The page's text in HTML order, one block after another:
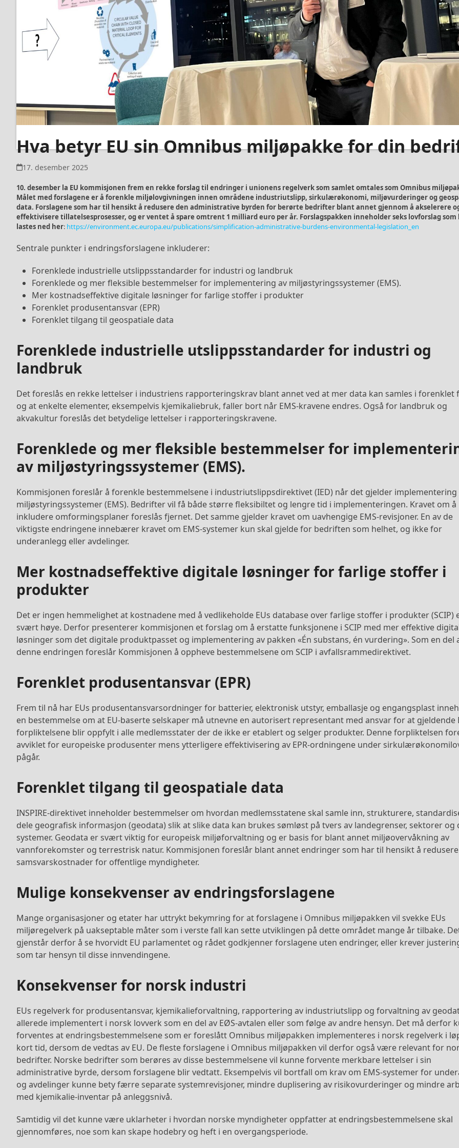
Hva betyr EU sin Omnibus miljøpakke for din
17. desember 2025
10. desember la EU kommisjonen frem en rekke forslag til endringer i unionens regelverk som samlet omtales som Omnibus
Målet med forslagene er å forenkle miljølovgivningen innen områdene industriutslipp, sirkulærøkonomi, miljøvurderinger og
data. Forslagene som har til hensikt å redusere den administrative byrden for berørte bedrifter blant annet gjennom å akselerere
effektivisere tillatelsesprosesser, og er ventet å spare omtrent 1 milliard euro per år. Forslagspakken inneholder seks lovforslag som
lastes ned her: https://environment.ec.europa.eu/publications/simplification-administrative-burdens-environmental-legislation_en
Sentrale punkter i endringsforslagene inkluderer:
Forenklede industrielle utslippsstandarder for industri og landbruk
Forenklede og mer fleksible bestemmelser for implementering av miljøstyringssystemer (EMS).
Mer kostnadseffektive digitale løsninger for farlige stoffer i produkter
Forenklet produsentansvar (EPR)
Forenklet tilgang til geospatiale data
Forenklede industrielle utslippsstandarder for industri og
landbruk
Det foreslås en rekke lettelser i industriens rapporteringskrav blant annet ved at mer data kan samles i forenklet
og at enkelte elementer, eksempelvis kjemikaliebruk, faller bort når EMS-kravene endres. Også for landbruk og
akvakultur foreslås det betydelige lettelser i rapporteringskravene.
Forenklede og mer fleksible bestemmelser for
av miljøstyringssystemer (EMS).
Kommisjonen foreslår å forenkle bestemmelsene i industriutslippsdirektivet (IED) når det gjelder implementering
miljøstyringssystemer (EMS). Bedrifter vil få både større fleksibiltet og lengre tid i implementeringen. Kravet om å
inkludere omformingsplaner foreslås fjernet. Det samme gjelder kravet om uavhengige EMS-revisjoner. En av de
viktigste endringene innebærer kravet om EMS-systemer kun skal gjelde for bedriften som helhet, og ikke for
underanlegg eller avdelinger.
Mer kostnadseffektive digitale løsninger for farlige stoffer i
produkter
Det er ingen hemmelighet at kostnadene med å vedlikeholde EUs database over farlige stoffer i produkter (SCIP)
svært høye. Derfor presenterer kommisjonen et forslag om å erstatte funksjonene i SCIP med mer effektive
løsninger som det digitale produktpasset og implementering av pakken «Én substans, én vurdering». Som en del
denne endringen foreslår Kommisjonen å oppheve bestemmelsene om SCIP i avfallsrammedirektivet.
Forenklet produsentansvar (EPR)
Frem til nå har EUs produsentansvarsordninger for batterier, elektronisk utstyr, emballasje og engangsplast
en bestemmelse om at EU-baserte selskaper må utnevne en autorisert representant med ansvar for at gjeldende
forpliktelsene blir oppfylt i alle medlemsstater der de ikke er etablert og selger produkter. Denne forpliktelsen
avviklet for europeiske produsenter mens ytterligere effektivisering av EPR-ordningene under
pågår.
Forenklet tilgang til geospatiale data
INSPIRE-direktivet inneholder bestemmelser om hvordan medlemsstatene skal samle inn, strukturere,
dele geografisk informasjon (geodata) slik at slike data kan brukes sømløst på tvers av landegrenser, sektorer og
systemer. Geodata er svært viktig for europeisk miljøforvaltning og er basis for blant annet miljøovervåkning av
vannforekomster og terrestrisk natur. Kommisjonen foreslår blant annet endringer som har til hensikt å redusere
samsvarskostnader for offentlige myndigheter.
Mulige konsekvenser av endringsforslagene
Mange organisasjoner og etater har uttrykt bekymring for at forslagene i Omnibus miljøpakken vil svekke EUs
miljøregelverk på uakseptable måter som i verste fall kan sette utviklingen på dette området mange år tilbake.
gjenstår derfor å se hvorvidt EU parlamentet og rådet godkjenner forslagene uten endringer, eller krever
som tar hensyn til disse innvendingene.
Konsekvenser for norsk industri
EUs regelverk for produsentansvar, kjemikalieforvaltning, rapportering av industriutslipp og forvaltning av
allerede implementert i norsk lovverk som en del av EØS-avtalen eller som følge av andre hensyn. Det må derfor
forventes at endringsbestemmelsene som er foreslått Omnibus miljøpakken implementeres i norsk regelverk i
kort tid, dersom de vedtas av EU. De fleste forslagene i Omnibus miljøpakken vil derfor også være relevant for
bedrifter. Norske bedrifter som berøres av disse bestemmelsene vil kunne forvente merkbare lettelser i sin
administrative byrde, dersom forslagene blir vedtatt. Eksempelvis vil bortfall om krav om EMS-systemer for
og avdelinger kunne bety færre separate systemrevisjoner, mindre duplisering av risikovurderinger og mindre
med kjemikalie-inventar på anleggsnivå.
Samtidig vil det kunne være uklarheter i hvordan norske myndigheter oppfatter at endringsbestemmelsene skal
gjennomføres, noe som kan skape hodebry og heft i en overgangsperiode.